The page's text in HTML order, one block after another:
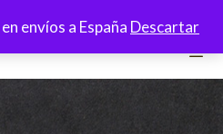
envíos a España Descartar